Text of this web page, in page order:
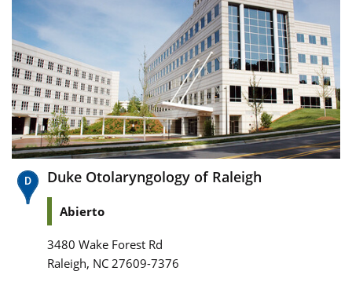
Duke Otolaryngology of Raleigh
Abierto
3480 Wake Forest Rd
Raleigh, NC 27609-7376